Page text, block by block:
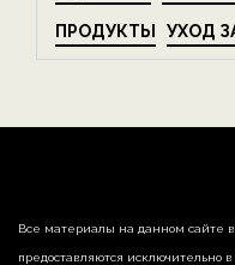
ПРОДУКТЫ УХОД
Все материалы на данном сайте
предоставляются исключительно